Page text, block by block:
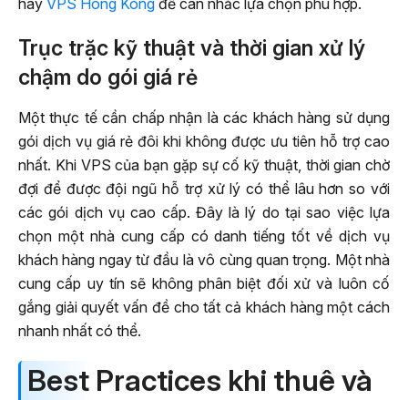
Trục trặc kỹ thuật và thời gian xử lý
chậm do gói giá rẻ
Một thực tế cần chấp nhận là các khách hàng sử dụng
gói dịch vụ giá rẻ đôi khi không được ưu tiên hỗ trợ cao
nhất. Khi VPS của bạn gặp sự cố kỹ thuật, thời gian chờ
đợi để được đội ngũ hỗ trợ xử lý có thể lâu hơn so với
các gói dịch vụ cao cấp. Đây là lý do tại sao việc lựa
chọn một nhà cung cấp có danh tiếng tốt về dịch vụ
khách hàng ngay từ đầu là vô cùng quan trọng. Một nhà
cung cấp uy tín sẽ không phân biệt đối xử và luôn cố
gắng giải quyết vấn đề cho tất cả khách hàng một cách
nhanh nhất có thể.
Best Practices khi thuê và